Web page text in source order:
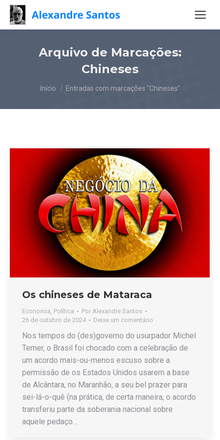
Arquivo de Marcações:
Chineses
Você está aqui:
Início Entradas com marcações "Chineses"
Os chineses de Mataraca
Economia Política Por Alexandre Santos
26 de outubro de 2024
Deixe um comentário
Nos tempos do (des)governo do usurpador Michel
Temer, o Brasil foi chocado com a celebração de
um acordo mais-ou-menos escuso sobre a
permissão de os Estados Unidos usarem a base
de Alcântara, no Maranhão, a seu bel prazer para
sei-lá-o-quê (na prática, de certa maneira, o acordo
transferiu parte da soberania nacional sobre
aquele pedaço…